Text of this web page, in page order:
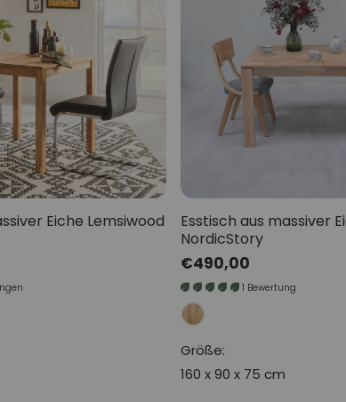
Eiche Lemsiwood
Esstisch aus massiver
NordicStory
Normaler
Preis
€490,00
1 Bewertung
Größe:
160 x 90 x 75 cm